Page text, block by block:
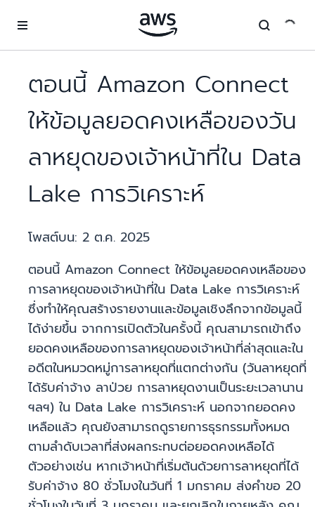
ตอนนี้ Amazon Connect
ให้ข้อมูลยอดคงเหลือของวัน
ลาหยุดของเจ้าหน้าที่ใน Data
Lake การวิเคราะห์
โพสต์บน: 2 ต.ค. 2025
ตอนนี้ Amazon Connect ให้ข้อมูลยอดคงเหลือของ
การลาหยุดของเจ้าหน้าที่ใน Data Lake การวิเคราะห์
ซึ่งทำให้คุณสร้างรายงานและข้อมูลเชิงลึกจากข้อมูลนี้
ได้ง่ายขึ้น จากการเปิดตัวในครั้งนี้ คุณสามารถเข้าถึง
ยอดคงเหลือของการลาหยุดของเจ้าหน้าที่ล่าสุดและใน
อดีตในหมวดหมู่การลาหยุดที่แตกต่างกัน (วันลาหยุดที่
ได้รับค่าจ้าง ลาป่วย การลาหยุดงานเป็นระยะเวลานาน
ฯลฯ) ใน Data Lake การวิเคราะห์ นอกจากยอดคง
เหลือแล้ว คุณยังสามารถดูรายการธุรกรรมทั้งหมด
ตามลำดับเวลาที่ส่งผลกระทบต่อยอดคงเหลือได้
ตัวอย่างเช่น หากเจ้าหน้าที่เริ่มต้นด้วยการลาหยุดที่ได้
รับค่าจ้าง 80 ชั่วโมงในวันที่ 1 มกราคม ส่งคำขอ 20